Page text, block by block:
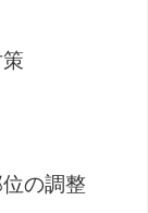
の調整